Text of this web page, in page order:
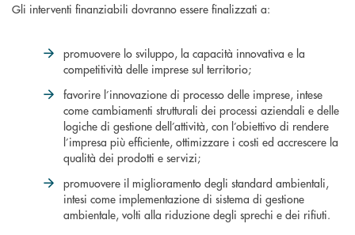
Gli interventi finanziabili dovranno essere finalizzati a:
promuovere lo sviluppo, la capacità innovativa e la
competitività delle imprese sul territorio;
favorire l’innovazione di processo delle imprese, intese
come cambiamenti strutturali dei processi aziendali e delle
logiche di gestione dell’attività, con l’obiettivo di rendere
l’impresa più efficiente, ottimizzare i costi ed accrescere la
qualità dei prodotti e servizi;
promuovere il miglioramento degli standard ambientali,
intesi come implementazione di sistema di gestione
ambientale, volti alla riduzione degli sprechi e dei rifiuti.